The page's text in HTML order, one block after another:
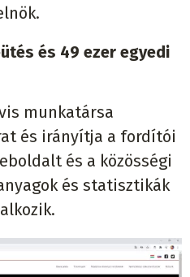
és 49 ezer egyedi
munkatársa
és irányítja a fordítói
és a közösségi
és statisztikák